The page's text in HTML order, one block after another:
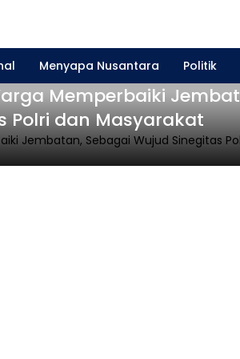
Menyapa Nusantara Politik
Memperbaiki
Polri dan Masyarakat